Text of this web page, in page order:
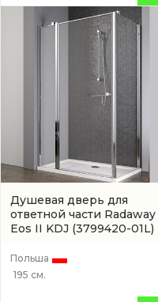
Душевая дверь для
ответной части Radaway
Eos II KDJ (3799420-01L)
Польша
195 см.